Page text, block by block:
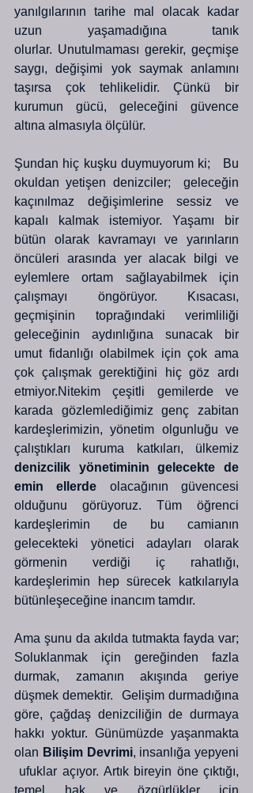
yanılgılarının tarihe mal olacak kadar
uzun yaşamadığına tanık
olurlar. Unutulmaması gerekir, geçmişe
saygı, değişimi yok saymak anlamını
taşırsa çok tehlikelidir. Çünkü bir
kurumun gücü, geleceğini güvence
altına almasıyla ölçülür.
Şundan hiç kuşku duymuyorum ki;   Bu
okuldan yetişen denizciler;  geleceğin
kaçınılmaz değişimlerine sessiz ve
kapalı kalmak istemiyor. Yaşamı bir
bütün olarak kavramayı ve yarınların
öncüleri arasında yer alacak bilgi ve
eylemlere ortam sağlayabilmek için
çalışmayı öngörüyor. Kısacası,
geçmişinin toprağındaki verimliliği
geleceğinin aydınlığına sunacak bir
umut fidanlığı olabilmek için çok ama
çok çalışmak gerektiğini hiç göz ardı
etmiyor.Nitekim çeşitli gemilerde ve
karada gözlemlediğimiz genç zabitan
kardeşlerimizin, yönetim olgunluğu ve
denizcilik yönetiminin gelecekte de
emin ellerde olacağının güvencesi
olduğunu görüyoruz. Tüm öğrenci
kardeşlerimin de bu camianın
gelecekteki yönetici adayları olarak
görmenin verdiği iç rahatlığı,
kardeşlerimin hep sürecek katkılarıyla
bütünleşeceğine inancım tamdır.
Ama şunu da akılda tutmakta fayda var;
Soluklanmak için gereğinden fazla
durmak, zamanın akışında geriye
düşmek demektir.  Gelişim durmadığına
göre, çağdaş denizciliğin de durmaya
hakkı yoktur. Günümüzde yaşanmakta
olan Bilişim Devrimi, insanlığa yepyeni
ufuklar açıyor. Artık bireyin öne çıktığı,
temel hak ve özgürlükler için